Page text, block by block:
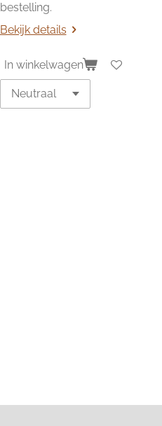
bestelling.
Bekijk details
In winkelwagen